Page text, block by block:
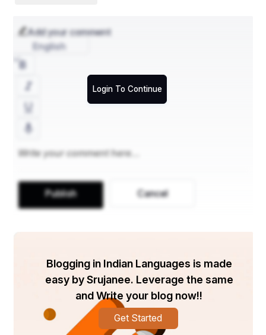
Add your comment
Login To Continue
English
Publish Cancel
Blogging in Indian Languages is made
easy by Srujanee. Leverage the same
and Write your blog now!!
Get Started